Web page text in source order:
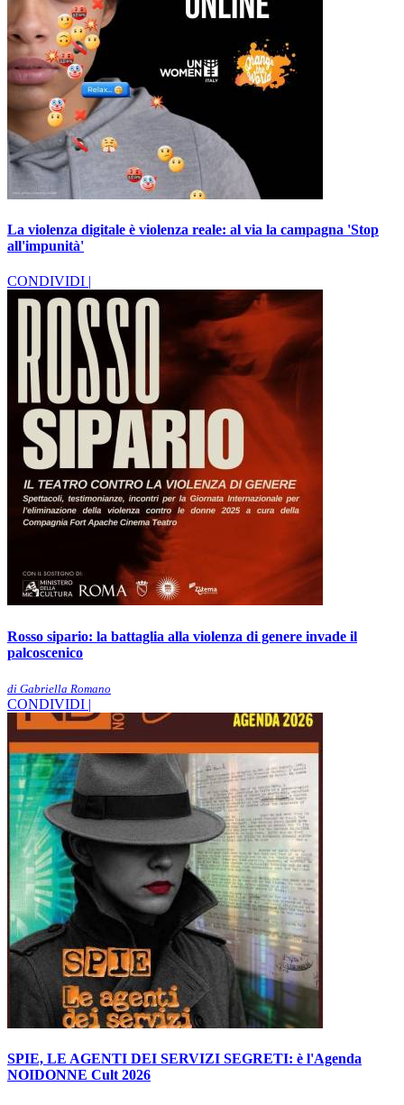
La violenza digitale è violenza reale: al via la campagna 'Stop
all'impunità'
CONDIVIDI |
Rosso sipario: la battaglia alla violenza di genere invade il
palcoscenico
di Gabriella Romano
CONDIVIDI |
SPIE, LE AGENTI DEI SERVIZI SEGRETI: è l'Agenda
NOIDONNE Cult 2026